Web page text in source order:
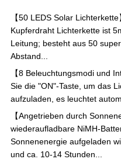
【50 LEDS Solar
Kupferdraht Lichterkette ist
Leitung; besteht aus 50
Abstand...
【8 Beleuchtungsmodi und
Sie die "ON"-Taste, um das
aufzuladen, es leuchtet
【Angetrieben durch
wiederaufladbare NiMH-
Sonnenenergie aufgeladen
und ca. 10-14 Stunden...